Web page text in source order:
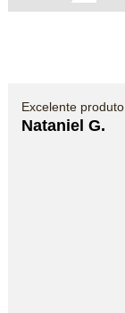
Excelente produto
Nataniel G.